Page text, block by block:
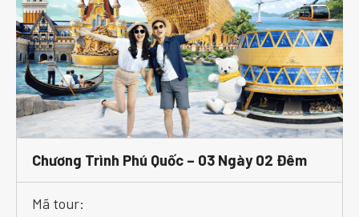
Chương Trình Phú Quốc – 03 Ngày 02 Đêm
Mã tour: